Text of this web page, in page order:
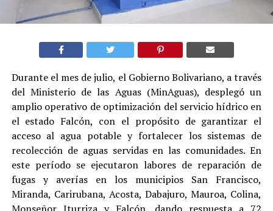
Durante el mes de julio, el Gobierno Bolivariano, a través
del Ministerio de las Aguas (MinAguas), desplegó un
amplio operativo de optimización del servicio hídrico en
el estado Falcón, con el propósito de garantizar el
acceso al agua potable y fortalecer los sistemas de
recolección de aguas servidas en las comunidades. En
este período se ejecutaron labores de reparación de
fugas y averías en los municipios San Francisco,
Miranda, Carirubana, Acosta, Dabajuro, Mauroa, Colina,